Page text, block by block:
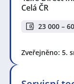
Celá ČR
23 000 –
Zveřejněno: 5.